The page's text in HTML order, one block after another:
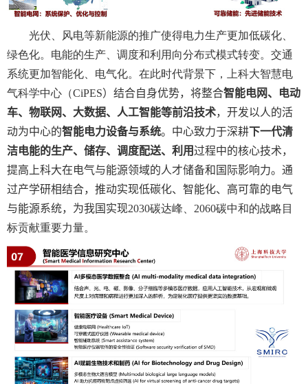
光伏、风电等新能源的推广使得电力生产更加低碳化、
绿色化。电能的生产、调度和利用向分布式模式转变。交通
系统更加智能化、电气化。在此时代背景下，上科大智慧电
气科学中心（CiPES）结合自身优势，将整合智能电网、电动
车、物联网、大数据、人工智能等前沿技术，开发以人的活
动为中心的智能电力设备与系统。中心致力于深耕 下一代清
洁电能的生产、储存、调度配送、利用过程中的核心技术，
提高上科大在电气与能源领域的人才储备和国际影响力。通
过产学研相结合，推动实现低碳化、智能化、高可靠的电气
与能源系统，为我国实现2030碳达峰、 2060碳中和的战略目
标贡献重要力量。